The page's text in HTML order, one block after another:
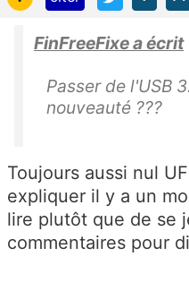
FinFreeFixe a écrit
Passer de l'USB
nouveauté ???
Toujours aussi nul
expliquer il y a un
lire plutôt que de se
commentaires pour